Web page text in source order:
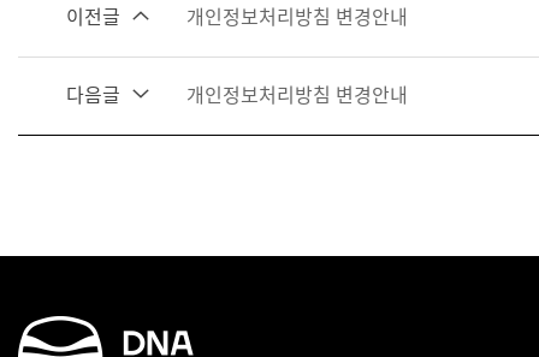
이전글 개인정보처리방침 변경안내
다음글 개인정보처리방침 변경안내